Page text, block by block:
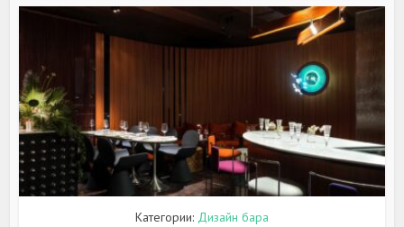
Категории: Дизайн бара